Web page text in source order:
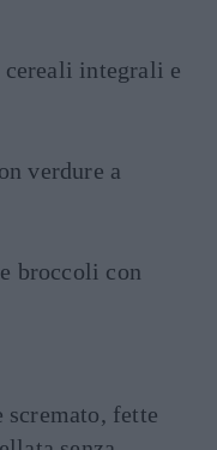
integrali e
verdure a
broccoli con
scremato, fette